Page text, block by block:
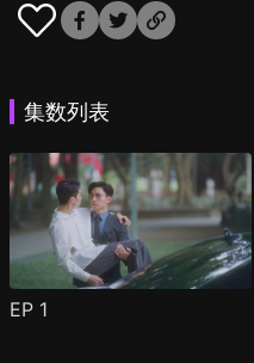
集数列表
EP 1